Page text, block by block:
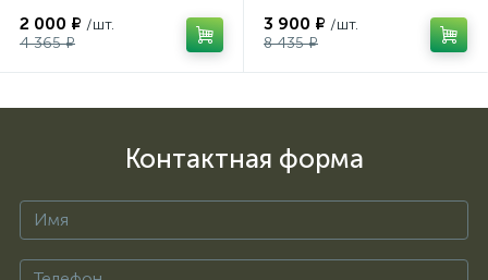
2 000 ₽ /шт.
4 365 ₽
3 900 ₽ /шт.
8 435 ₽
Контактная форма